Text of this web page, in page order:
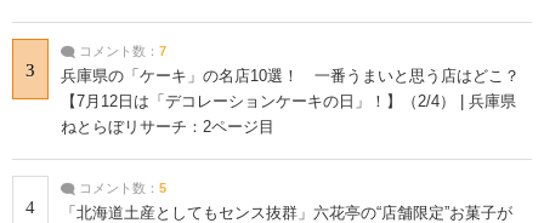
3
コメント数： 7
兵庫県の「ケーキ」の名店10選！ 一番うまいと思う店はどこ？
【7月12日は「デコレーションケーキの日」！】（2/4） | 兵庫県
ねとらぼリサーチ：2ページ目
4
コメント数： 5
「北海道土産としてもセンス抜群」六花亭の“店舗限定”お菓子が